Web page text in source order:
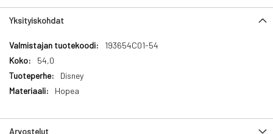
Yksityiskohdat
Yksityiskohdat
193654C01-54
54,0
Disney
Hopea
Arvostelut